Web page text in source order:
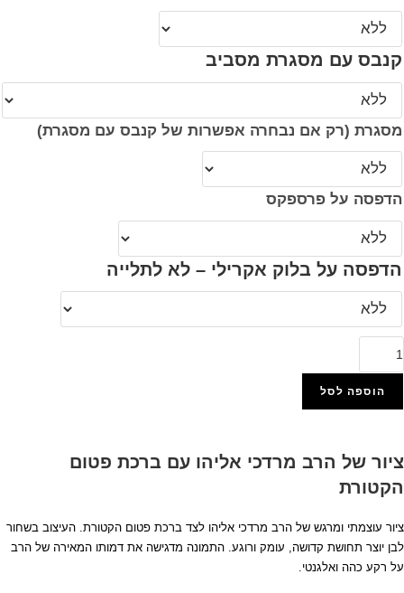
קנבס עם מסגרת מסביב
מסגרת (רק אם נבחרה אפשרות של קנבס עם מסגרת)
הדפסה על פרספקס
הדפסה על בלוק אקרילי – לא לתלייה
1615
-
הרב
מרדכי
בשילוב
פטום
הקטורת
הוספה לסל
ציור של הרב מרדכי אליהו עם ברכת פטום
הקטורת
ציור עוצמתי ומרגש של הרב מרדכי אליהו לצד ברכת פטום הקטורת. העיצוב בשחור
לבן יוצר תחושת קדושה, עומק ורוגע. התמונה מדגישה את דמותו המאירה של הרב
על רקע כהה ואלגנטי.